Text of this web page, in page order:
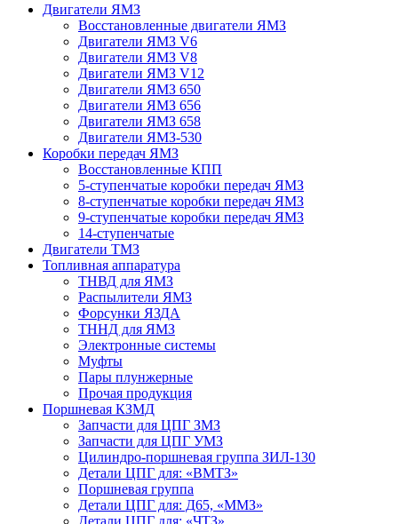
Двигатели ЯМЗ
Восстановленные двигатели ЯМЗ
Двигатели ЯМЗ V6
Двигатели ЯМЗ V8
Двигатели ЯМЗ V12
Двигатели ЯМЗ 650
Двигатели ЯМЗ 656
Двигатели ЯМЗ 658
Двигатели ЯМЗ-530
Коробки передач ЯМЗ
Восстановленные КПП
5-ступенчатые коробки передач ЯМЗ
8-ступенчатые коробки передач ЯМЗ
9-ступенчатые коробки передач ЯМЗ
14-ступенчатые
Двигатели ТМЗ
Топливная аппаратура
ТНВД для ЯМЗ
Распылители ЯМЗ
Форсунки ЯЗДА
ТННД для ЯМЗ
Электронные системы
Муфты
Пары плунжерные
Прочая продукция
Поршневая КЗМД
Запчасти для ЦПГ ЗМЗ
Запчасти для ЦПГ УМЗ
Цилиндро-поршневая группа ЗИЛ-130
Детали ЦПГ для: «ВМТЗ»
Поршневая группа
Детали ЦПГ для: Д65, «ММЗ»
Детали ЦПГ для: «ЧТЗ»